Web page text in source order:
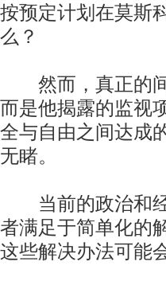
按预定计划在莫斯
么？
然而，真正的间
而是他揭露的监视
全与自由之间达成
无睹。
当前的政治和经
者满足于简单化的
这些解决办法可能